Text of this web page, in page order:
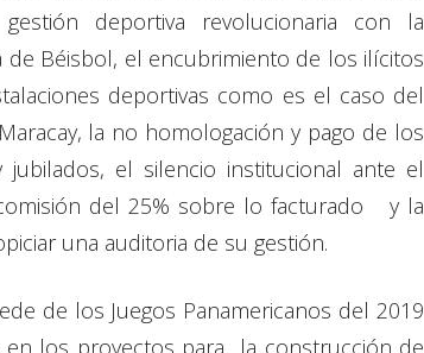
deportiva revolucionaria con la
de Béisbol, el encubrimiento de los ilícitos
deportivas como es el caso del
la no homologación y pago de los
el silencio institucional ante el
del 25% sobre lo facturado y la
una auditoria de su gestión.
de los Juegos Panamericanos del 2019
los proyectos para la construcción de